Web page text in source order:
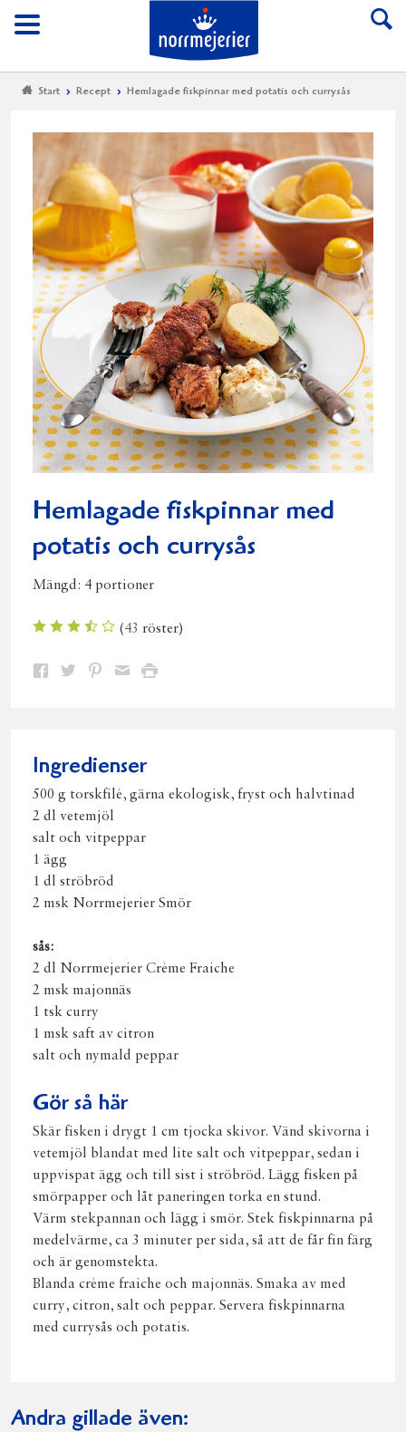
Meny
Till Norrmejerier
Start Recept Hemlagade fiskpinnar med potatis och currysås
Hemlagade fiskpinnar med
potatis och currysås
Mängd: 4 portioner
(43 röster)
Dela Dela Dela DelaSkriv
Ingredienser
500 g torskfilé, gärna ekologisk, fryst och halvtinad
2 dl vetemjöl
salt och vitpeppar
1 ägg
1 dl ströbröd
2 msk Norrmejerier Smör
sås:
2 dl Norrmejerier Crème Fraiche
2 msk majonnäs
1 tsk curry
1 msk saft av citron
salt och nymald peppar
Gör så här
Skär fisken i drygt 1 cm tjocka skivor. Vänd skivorna i
vetemjöl blandat med lite salt och vitpeppar, sedan i
uppvispat ägg och till sist i ströbröd. Lägg fisken på
smörpapper och låt paneringen torka en stund.
Värm stekpannan och lägg i smör. Stek fiskpinnarna på
medelvärme, ca 3 minuter per sida, så att de får fin färg
och är genomstekta.
Blanda crème fraiche och majonnäs. Smaka av med
curry, citron, salt och peppar. Servera fiskpinnarna
med currysås och potatis.
Andra gillade även: